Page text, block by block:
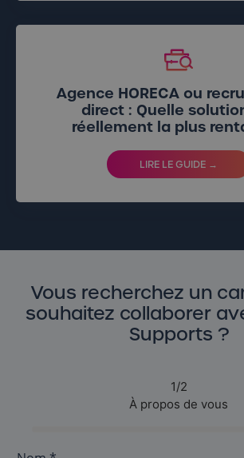
Agence HORECA ou
direct : Quelle
réellement la plus
LIRE LE GUIDE →
Vous recherchez un
souhaitez collaborer
Supports ?
1/2
À propos de vous